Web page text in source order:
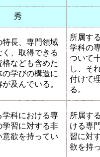
秀
特長、専門領域
く、取得できる
格なども含めた
の学びの構造に
及んでいる。
所属す
学科の
ついて
し、そ
付けて
る。
学科における専
学習に対する非
意欲を持ってい
所属す
ける専
習に対
欲を持